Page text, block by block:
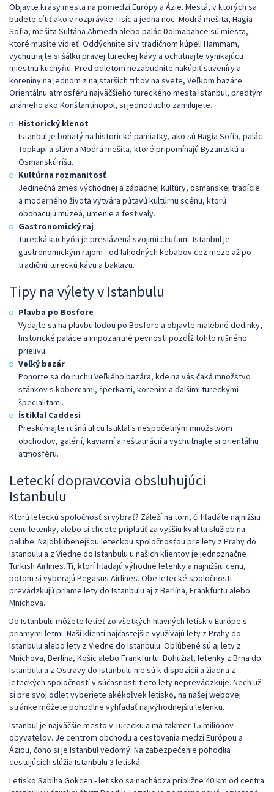
Objavte krásy mesta na pomedzí Európy a Ázie. Mestá, v ktorých sa
budete cítiť ako v rozprávke Tisíc a jedna noc. Modrá mešita, Hagia
Sofia, mešita Sultána Ahmeda alebo palác Dolmabahce sú miesta,
ktoré musíte vidieť. Oddýchnite si v tradičnom kúpeli Hammam,
vychutnajte si šálku pravej tureckej kávy a ochutnajte vynikajúcu
miestnu kuchyňu. Pred odletom nezabudnite nakúpiť suveníry a
koreniny na jednom z najstarších trhov na svete, Veľkom bazáre.
Orientálnu atmosféru najväčšieho tureckého mesta Istanbul, predtým
známeho ako Konštantínopol, si jednoducho zamilujete.
Historický klenot
Istanbul je bohatý na historické pamiatky, ako sú Hagia Sofia, palác
Topkapi a slávna Modrá mešita, ktoré pripomínajú Byzantskú a
Osmanskú ríšu.
Kultúrna rozmanitosť
Jedinečná zmes východnej a západnej kultúry, osmanskej tradície
a moderného života vytvára pútavú kultúrnu scénu, ktorú
obohacujú múzeá, umenie a festivaly.
Gastronomický raj
Turecká kuchyňa je preslávená svojimi chuťami. Istanbul je
gastronomickým rajom - od lahodných kebabov cez meze až po
tradičnú tureckú kávu a baklavu.
Tipy na výlety v Istanbulu
Plavba po Bosfore
Vydajte sa na plavbu loďou po Bosfore a objavte malebné dedinky,
historické paláce a impozantné pevnosti pozdĺž tohto rušného
prielivu.
Veľký bazár
Ponorte sa do ruchu Veľkého bazára, kde na vás čaká množstvo
stánkov s kobercami, šperkami, korením a ďalšími tureckými
špecialitami.
İstiklal Caddesi
Preskúmajte rušnú ulicu Istiklal s nespočetným množstvom
obchodov, galérií, kaviarní a reštaurácií a vychutnajte si orientálnu
atmosféru.
Leteckí dopravcovia obsluhujúci
Istanbulu
Ktorú leteckú spoločnosť si vybrať? Záleží na tom, či hľadáte najnižšiu
cenu letenky, alebo si chcete priplatiť za vyššiu kvalitu služieb na
palube. Najobľúbenejšou leteckou spoločnosťou pre lety z Prahy do
Istanbulu a z Viedne do Istanbulu u našich klientov je jednoznačne
Turkish Airlines. Tí, ktorí hľadajú výhodné letenky a najnižšiu cenu,
potom si vyberajú Pegasus Airlines. Obe letecké spoločnosti
prevádzkujú priame lety do Istanbulu aj z Berlína, Frankfurtu alebo
Mníchova.
Do Istanbulu môžete letieť zo všetkých hlavných letísk v Európe s
priamymi letmi. Naši klienti najčastejšie využívajú lety z Prahy do
Istanbulu alebo lety z Viedne do Istanbulu. Obľúbené sú aj lety z
Mníchova, Berlína, Košíc alebo Frankfurtu. Bohužiaľ, letenky z Brna do
Istanbulu a z Ostravy do Istanbulu nie sú k dispozícii a žiadna z
leteckých spoločností v súčasnosti tieto lety neprevádzkuje. Nech už
si pre svoj odlet vyberiete akékoľvek letisko, na našej webovej
stránke môžete pohodlne vyhľadať najvýhodnejšiu letenku.
Istanbul je najväčšie mesto v Turecku a má takmer 15 miliónov
obyvateľov. Je centrom obchodu a cestovania medzi Európou a
Áziou, čoho si je Istanbul vedomý. Na zabezpečenie pohodlia
cestujúcich slúžia Istanbulu 3 letiská:
Letisko Sabiha Gokcen - letisko sa nachádza približne 40 km od centra